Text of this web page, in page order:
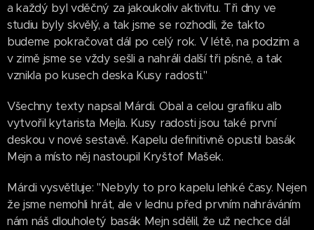
a každý byl vděčný za jakoukoliv aktivitu. Tři dny ve
studiu byly skvělý, a tak jsme se rozhodli, že takto
budeme pokračovat dál po celý rok. V létě, na podzim a
v zimě jsme se vždy sešli a nahráli další tři písně, a tak
vznikla po kusech deska Kusy radosti."
Všechny texty napsal Márdi. Obal a celou grafiku alb
vytvořil kytarista Mejla. Kusy radosti jsou také první
deskou v nové sestavě. Kapelu definitivně opustil basák
Mejn a místo něj nastoupil Kryštof Mašek.
Márdi vysvětluje: "Nebyly to pro kapelu lehké časy. Nejen
že jsme nemohli hrát, ale v lednu před prvním nahráváním
nám náš dlouholetý basák Mejn sdělil, že už nechce dál